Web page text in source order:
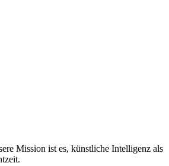
Mission ist es, künstliche Intelligenz als